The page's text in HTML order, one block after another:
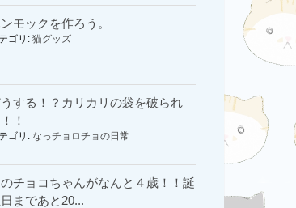
モックを作ろう。
ゴリ: 猫グッズ
うする！？カリカリの袋を破られ
！
ゴリ: なっチョロチョの日常
チョコちゃんがなんと４歳！！誕
まであと20...